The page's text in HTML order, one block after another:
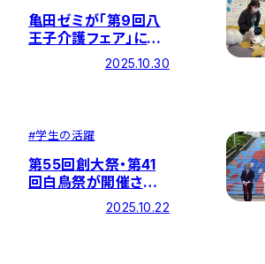
亀田ゼミが「第9回八
王子介護フェア」に出
2025.10.30
#学生の活躍
第55回創大祭・第41
回白鳥祭が開催され
2025.10.22